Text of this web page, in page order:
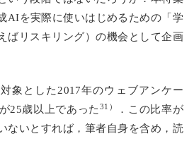
AIを実際に使いはじめるための「学
ばリスキリング）の機会として企画
象とした2017年のウェブアンケー
25歳以上であった 31）
．この比率が
ないとすれば，筆者自身を含め，読